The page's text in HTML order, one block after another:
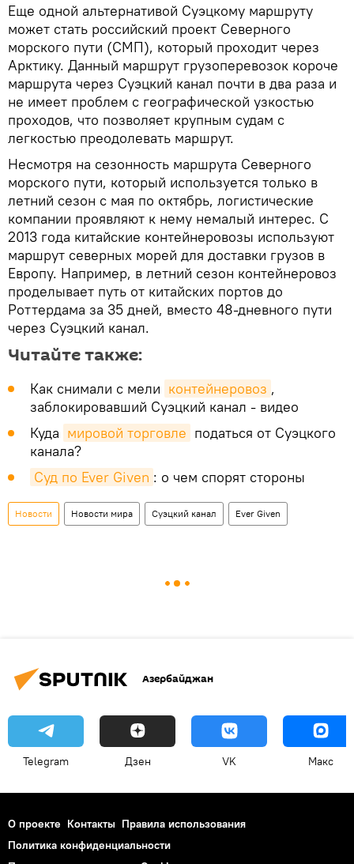
Еще одной альтернативой Суэцкому маршруту
может стать российский проект Северного
морского пути (СМП), который проходит через
Арктику. Данный маршрут грузоперевозок короче
маршрута через Суэцкий канал почти в два раза и
не имеет проблем с географической узкостью
проходов, что позволяет крупным судам с
легкостью преодолевать маршрут.
Несмотря на сезонность маршрута Северного
морского пути, который используется только в
летний сезон с мая по октябрь, логистические
компании проявляют к нему немалый интерес. С
2013 года китайские контейнеровозы используют
маршрут северных морей для доставки грузов в
Европу. Например, в летний сезон контейнеровоз
проделывает путь от китайских портов до
Роттердама за 35 дней, вместо 48-дневного пути
через Суэцкий канал.
Читайте также:
Как снимали с мели контейнеровоз ,
заблокировавший Суэцкий канал - видео
Куда мировой торговле податься от Суэцкого
канала?
Суд по Ever Given : о чем спорят стороны
Новости Новости мира Суэцкий канал Ever Given
Азербайджан
Telegram Дзен VK Макс
О проекте Контакты Правила использования
Политика конфиденциальности